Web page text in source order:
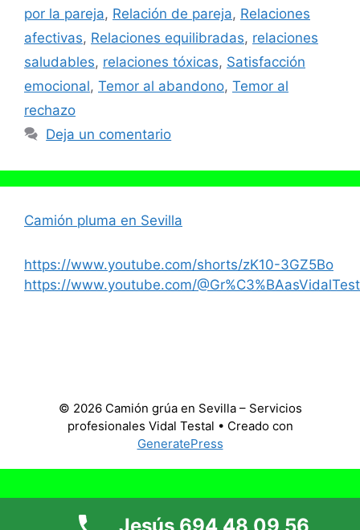
por la pareja, Relación de pareja, Relaciones
afectivas, Relaciones equilibradas, relaciones
saludables, relaciones tóxicas, Satisfacción
emocional, Temor al abandono, Temor al
rechazo
Deja un comentario
Camión pluma en Sevilla
https://www.youtube.com/shorts/zK10-3GZ5Bo
https://www.youtube.com/
© 2026 Camión grúa en Sevilla – Servicios
profesionales Vidal Testal • Creado con
GeneratePress